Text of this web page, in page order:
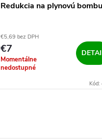
Redukcia na plynovú bombu
€5,69 bez DPH
€7
Momentálne
nedostupné
Kód: